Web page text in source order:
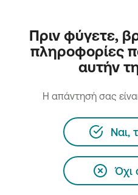
Πριν φύγετε,
πληροφορίες
αυτήν
H απάντησή σας
Ναι,
Όχι